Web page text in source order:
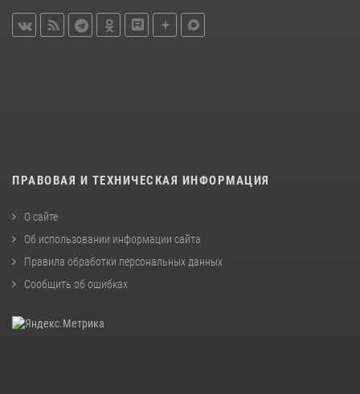
ПРАВОВАЯ И ТЕХНИЧЕСКАЯ ИНФОРМАЦИЯ
О сайте
Об использовании информации сайта
Правила обработки персональных данных
Сообщить об ошибках